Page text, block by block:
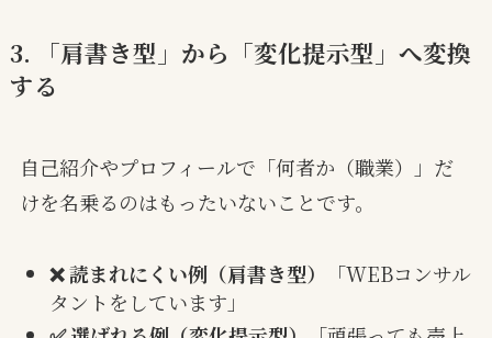
3. 「肩書き型」から「変化提示型」へ変換
する
自己紹介やプロフィールで「何者か（職業）」だ
けを名乗るのはもったいないことです。
❌ 読まれにくい例（肩書き型）
「WEBコンサル
タントをしています」